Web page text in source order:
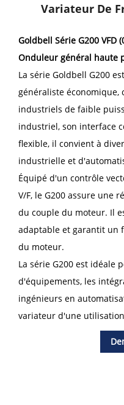
Variateur De
Goldbell Série G200 VFD
Onduleur général haute
La série Goldbell G200
généraliste économique,
industriels de faible
industriel, son interface
flexible, il convient à
industrielle et
Équipé d'un contrôle
V/F, le G200 assure une
du couple du moteur. Il
adaptable et garantit un
du moteur.
La série G200 est idéale
d'équipements, les
ingénieurs en
variateur d'une